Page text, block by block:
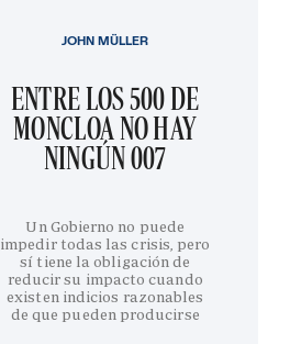
ENTRE LOS 500 DE
MONCLOA NO HAY
NINGÚN 007
Un Gobierno no puede
impedir todas las crisis, pero
sí tiene la obligación de
reducir su impacto cuando
existen indicios razonables
de que pueden producirse
JOHN MÜLLER